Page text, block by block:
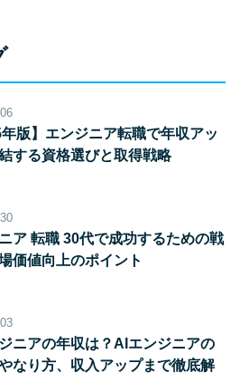
年版】エンジニア転職で年収アッ
する資格選びと取得戦略
ア 転職 30代で成功するための戦
価値向上のポイント
ニアの年収は？AIエンジニアの
なり方、収入アップまで徹底解